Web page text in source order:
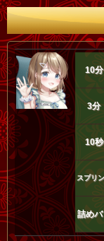
10分
3分
10秒
スプリ
詰めバ